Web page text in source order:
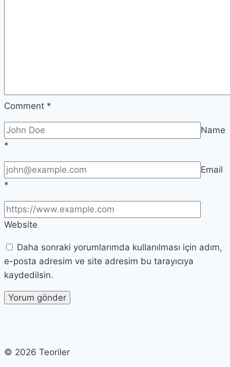
Comment *
Name
*
Email
*
Website
Daha sonraki yorumlarımda kullanılması için adım,
e-posta adresim ve site adresim bu tarayıcıya
kaydedilsin.
© 2026 Teoriler